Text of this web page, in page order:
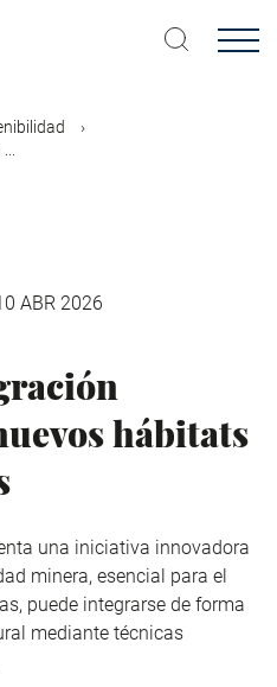
ABR 2026
hábitats
una iniciativa innovadora
minera, esencial para el
puede integrarse de forma
mediante técnicas